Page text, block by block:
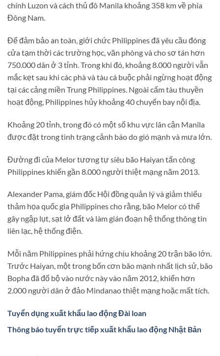
chính Luzon và cách thủ đô Manila khoảng 358 km về phía
Đông Nam.
Để đảm bảo an toàn, giới chức Philippines đã yêu cầu đóng
cửa tạm thời các trường học, văn phòng và cho sơ tán hơn
750.000 dân ở 3 tỉnh. Trong khi đó, khoảng 8.000 người vẫn
mắc kẹt sau khi các phà và tàu cá buộc phải ngừng hoạt động
tại các cảng miền Trung Philippines. Ngoài cấm tàu thuyền
hoạt động, Philippines hủy khoảng 40 chuyến bay nội địa.
Khoảng 20 tỉnh, trong đó có một số khu vực lân cận Manila
được đặt trong tình trạng cảnh báo do gió mạnh và mưa lớn.
Đường đi của Melor tương tự siêu bão Haiyan tấn công
Philippines khiến gần 8.000 người thiệt mạng năm 2013.
Alexander Pama, giám đốc Hội đồng quản lý và giảm thiểu
thảm họa quốc gia Philippines cho rằng, bão Melor có thể
gây ngập lụt, sạt lở đất và làm gián đoạn hệ thống thông tin
liên lạc, hệ thống điện.
Mỗi năm Philippines phải hứng chịu khoảng 20 trận bão lớn.
Trước Haiyan, một trong bốn cơn bão mạnh nhất lịch sử, bão
Bopha đã đổ bộ vào nước này vào năm 2012, khiến hơn
2.000 người dân ở đảo Mindanao thiệt mạng hoặc mất tích.
Tuyển dụng xuất khẩu lao động Đài loan
Thông báo tuyển trực tiếp xuất khẩu lao động Nhật Bản